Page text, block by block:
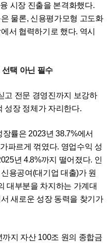
시장 진출을 본격화했다.
물론, 신용평가모형 고도화
서 협력하기로 했다. 역시
택 아닌 필수
고 전문 경영진까지 보강하
성장 정체가 자리한다.
률은 2023년 38.7%에서
파르게 꺾였다. 영업수익 성
년 4.8%까지 떨어졌다. 인
용공여(대기업 대출)가 원
대부분을 차지하는 가계대
새로운 성장 동력을 찾기가
지 자산 100조 원의 종합금